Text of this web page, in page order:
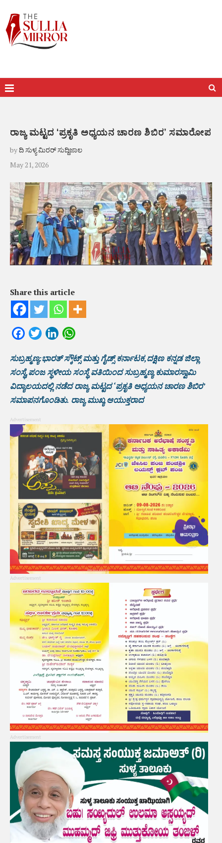
ರಾಜ್ಯ ಮಟ್ಟದ ‘ಪ್ರಕೃತಿ ಅಧ್ಯಯನ ಚಾರಣ ಶಿಬಿರ’ ಸಮಾರೋಪ
byದಿ ಸುಳ್ಯ ಮಿರರ್ ಸುದ್ದಿಜಾಲ
May 21, 2026
Share this article
FacebookTwitterLinkedIn
ಸುಬ್ರಹ್ಮಣ್ಯ:ಭಾರತ್ ಸ್ಕೌಟ್ಸ್ ಮತ್ತು ಗೈಡ್ಸ್ ಕರ್ನಾಟಕ,ದಕ್ಷಿಣ ಕನ್ನಡ ಜಿಲ್ಲಾ
ಸಂಸ್ಥೆ,ಪಂಜ ಸ್ಥಳೀಯ ಸಂಸ್ಥೆ ವತಿಯಿಂದ ಸುಬ್ರಹ್ಮಣ್ಯ ಕುಮಾರಸ್ವಾಮಿ
ವಿದ್ಯಾಲಯದಲ್ಲಿ ನಡೆದ ರಾಜ್ಯ ಮಟ್ಟದ ‘ಪ್ರಕೃತಿ ಅಧ್ಯಯನ ಚಾರಣ ಶಿಬಿರ’
ಸಮಾಪನಗೊಂಡಿತು. ರಾಜ್ಯ ಮುಖ್ಯ ಆಯುಕ್ತರಾದ
Advertisement
Advertisement
Advertisement